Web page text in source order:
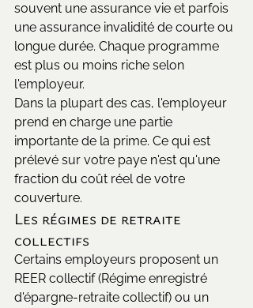
souvent une assurance vie et parfois
une assurance invalidité de courte ou
longue durée. Chaque programme
est plus ou moins riche selon
l'employeur.
Dans la plupart des cas, l'employeur
prend en charge une partie
importante de la prime. Ce qui est
prélevé sur votre paye n'est qu'une
fraction du coût réel de votre
couverture.
Les régimes de retraite
collectifs
Certains employeurs proposent un
REER collectif (Régime enregistré
d'épargne-retraite collectif) ou un